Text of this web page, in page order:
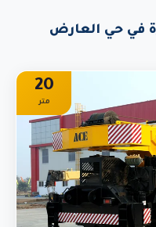
في حي العارض
20
متر